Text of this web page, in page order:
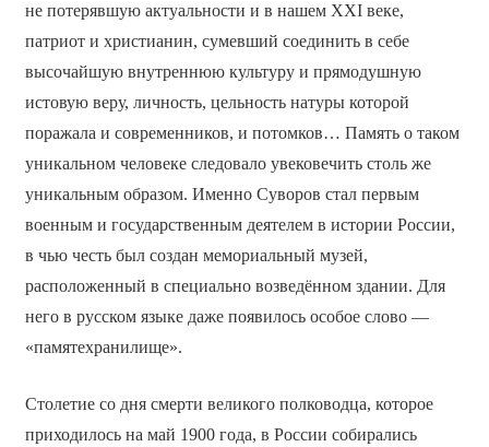
не потерявшую актуальности и в нашем XXI веке,
патриот и христианин, сумевший соединить в себе
высочайшую внутреннюю культуру и прямодушную
истовую веру, личность, цельность натуры которой
поражала и современников, и потомков… Память о таком
уникальном человеке следовало увековечить столь же
уникальным образом. Именно Суворов стал первым
военным и государственным деятелем в истории России,
в чью честь был создан мемориальный музей,
расположенный в специально возведённом здании. Для
него в русском языке даже появилось особое слово —
«памятехранилище».
Столетие со дня смерти великого полководца, которое
приходилось на май 1900 года, в России собирались